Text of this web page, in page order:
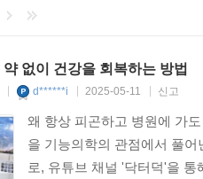
면서 건강과 질병을 바라보는
히, 음식도 건강하게, 영양제도
이다.
기능을 정상화하라.
로부터 해방되는 일이 우선이
고 이를 개선해 몸의 기능을
약 없이 건강을 회복하는 방법
d******i 2025-05-11 신고
왜 항상 피곤하고 병원에 가
을 기능의학의 관점에서 풀
로, 유튜브 채널 '닥터덕'을